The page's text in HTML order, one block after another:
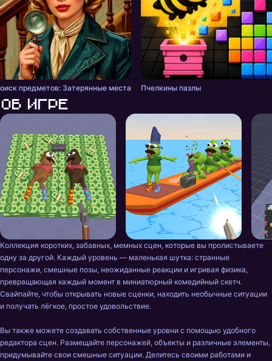
предметов: Затерянные места Пчелкины пазлы
Об игре
Коллекция коротких, забавных, мемных сцен, которые вы пролистываете
одну за другой. Каждый уровень — маленькая шутка: странные
персонажи, смешные позы, неожиданные реакции и игривая физика,
превращающая каждый момент в миниатюрный комедийный скетч.
Свайпайте, чтобы открывать новые сценки, находить необычные ситуации
и получать лёгкое, простое удовольствие.
Вы также можете создавать собственные уровни с помощью удобного
редактора сцен. Размещайте персонажей, объекты и различные элементы,
придумывайте свои смешные ситуации. Делитесь своими работами и